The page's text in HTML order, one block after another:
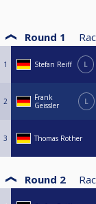
Round 1
1 Stefan Reiff L
2
Frank
Geissler
L
3 Thomas Rother
Round 2